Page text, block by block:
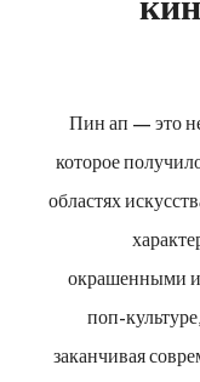
Пин ап — это не
которое
областях
окрашенными
поп-
заканчивая